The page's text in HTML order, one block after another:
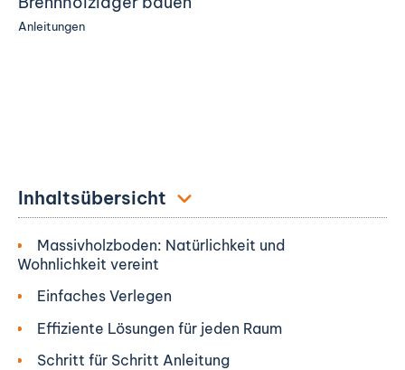
Anleitungen
Inhaltsübersicht
Massivholzboden: Natürlichkeit und
Wohnlichkeit vereint
Einfaches Verlegen
Effiziente Lösungen für jeden Raum
Schritt für Schritt Anleitung